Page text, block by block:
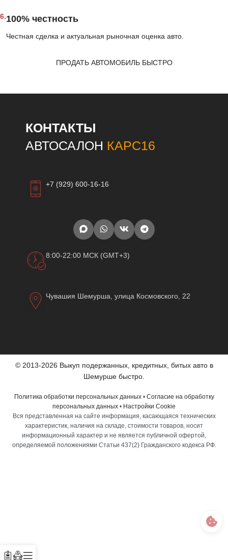
6.100% честность
Честная сделка и актуальная рыночная оценка авто.
ПРОДАТЬ АВТОМОБИЛЬ БЫСТРО
КОНТАКТЫ
АВТОСАЛОН КАРС16
+7 (929) 600-16-16
8:00-22:00 МСК (GMT+3)
Чувашия Шемурша, улица Космовского, 22
© 2013-2026 Выкуп подержанных, кредитных, битых авто в
Шемурше быстро.
Политика обработки персональных данных• Согласие на обработку
персональных данных • Настройки Cookie
Вся представленная на сайте информация, касающаяся технических
характеристик, наличия на складе, стоимости товаров, носит
информационный характер и не является публичной офертой,
определяемой положениями Статьи 437(2) Гражданского кодекса РФ.